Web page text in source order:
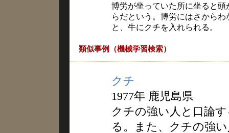
博労が坐っていた所に坐ると
らだという。博労にはさから
と、牛にクチを入れられる。
類似事例（機械学習検索）
クチ
1977年 鹿児島県
クチの強い人と口論
る。また、クチの強